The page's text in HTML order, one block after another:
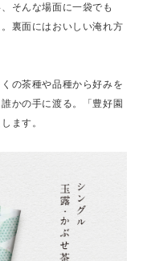
そんな場面に一袋でも
裏面にはおいしい淹れ方
の茶種や品種から好みを
かの手に渡る。「豊好園
ます。